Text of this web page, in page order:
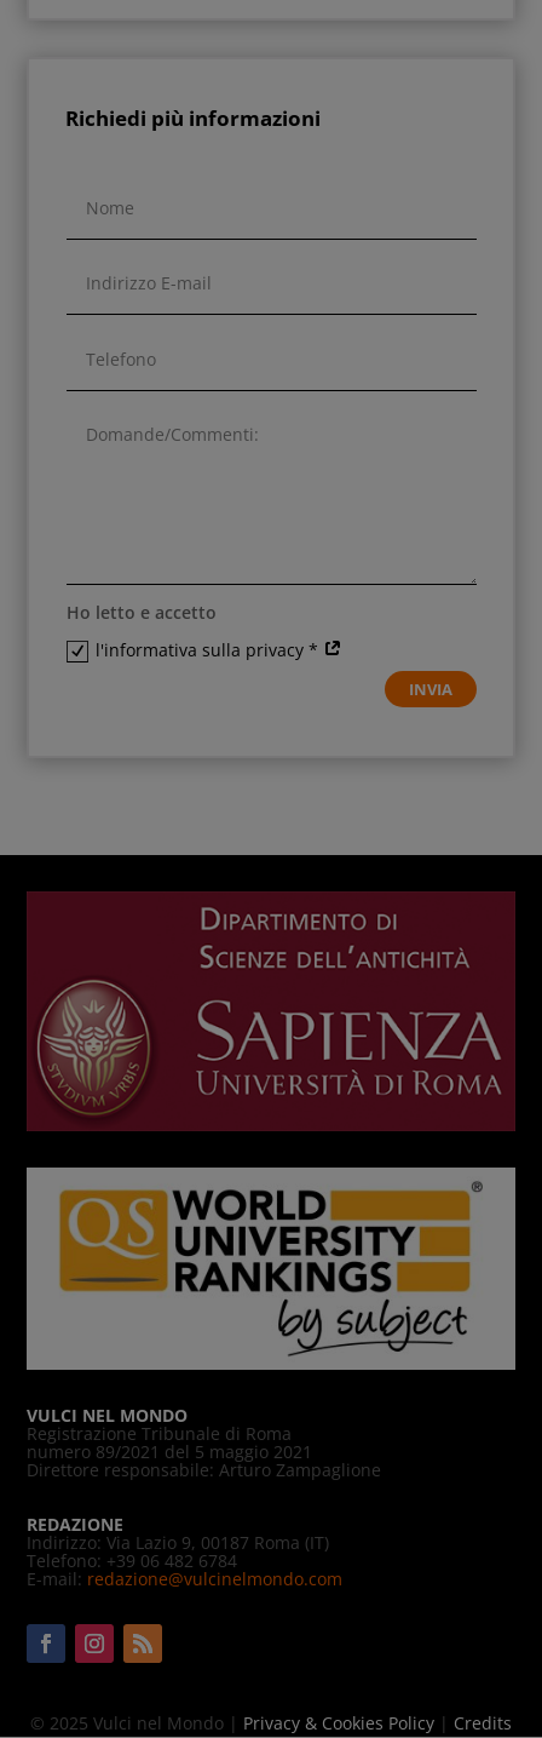
Richiedi più informazioni
Ho letto e accetto
l'informativa sulla privacy *
INVIA
VULCI NEL MONDO
Registrazione Tribunale di Roma
numero 89/2021 del 5 maggio 2021
Direttore responsabile: Arturo Zampaglione
REDAZIONE
Indirizzo: Via Lazio 9, 00187 Roma (IT)
Telefono: +39 06 482 6784
E-mail: redazione@vulcinelmondo.com
© 2025 Vulci nel Mondo | Privacy & Cookies Policy | Credits